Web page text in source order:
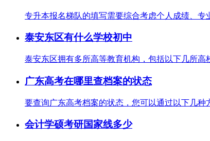
专升本报名梯队的填写需要综合考虑个人成绩、
泰安东区有什么学校初中
泰安东区拥有多所高等教育机构，包括以下几所
广东高考在哪里查档案的状态
要查询广东高考档案的状态，您可以通过以下几
会计学硕考研国家线多少